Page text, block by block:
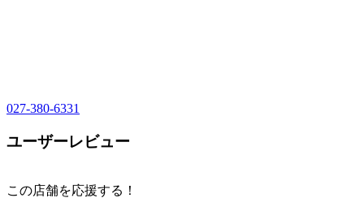
027-380-6331
ユーザーレビュー
この店舗を応援する！